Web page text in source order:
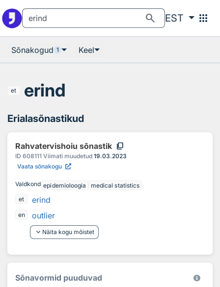
search EST apps
Sõnakogud 1 Keel
et erind
Erialasõnastikud
Rahvatervishoiu sõnastik content_copy
ID 608111 Viimati muudetud 19.03.2023
Vaata sõnakogu
Valdkond epidemioloogia
medical statistics
et
erind
en
outlier
keyboard_arrow_down Näita kogu mõistet
Sõnavormid puuduvad